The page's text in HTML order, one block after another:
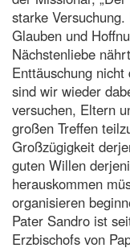
starke
Glauben und
Nächstenliebe
Enttäuschung
sind wir wieder
versuchen, Eltern
großen Treffen
Großzügigkeit
guten Willen
herauskommen
organisieren
Pater Sandro ist
Erzbischofs von